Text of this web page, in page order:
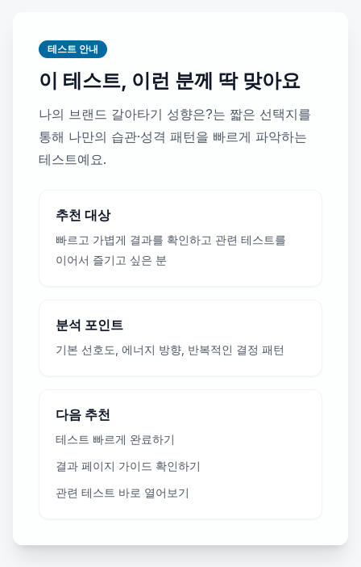
테스트 안내
이 테스트, 이런 분께 딱 맞아요
나의 브랜드 갈아타기 성향은?는 짧은 선택지를
통해 나만의 습관·성격 패턴을 빠르게 파악하는
테스트예요.
추천 대상
빠르고 가볍게 결과를 확인하고 관련 테스트를
이어서 즐기고 싶은 분
분석 포인트
기본 선호도, 에너지 방향, 반복적인 결정 패턴
다음 추천
테스트 빠르게 완료하기
결과 페이지 가이드 확인하기
관련 테스트 바로 열어보기